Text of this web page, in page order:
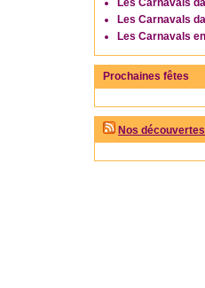
Les Carnavals
Les Carnavals
Prochaines fêtes
Nos